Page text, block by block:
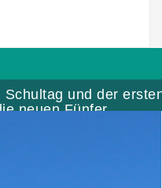
und der
neuen Fünfer